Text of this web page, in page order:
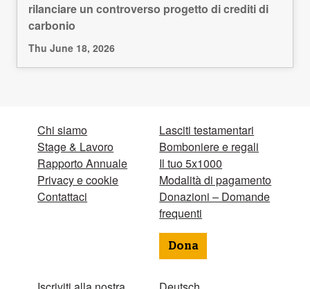
rilanciare un controverso progetto di crediti di
carbonio
Thu June 18, 2026
Chi siamo
Stage & Lavoro
Rapporto Annuale
Privacy e cookie
Contattaci
Lasciti testamentari
Bomboniere e regali
Il tuo 5x1000
Modalità di pagamento
Donazioni – Domande
frequenti
Dona